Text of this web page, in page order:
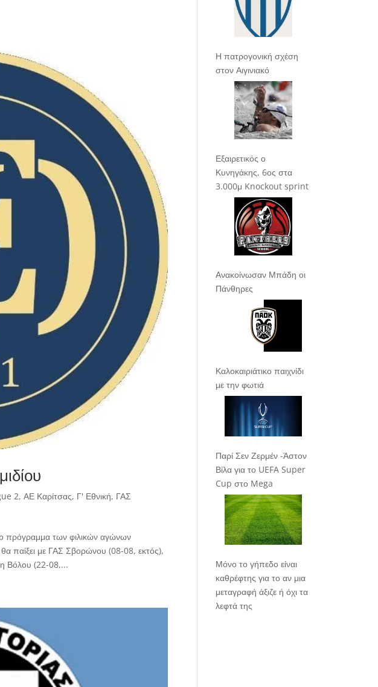
2, ΑΕ Καρίτσας, Γ' Εθνική, ΓΑΣ
πρόγραμμα των φιλικών αγώνων
παίξει με ΓΑΣ Σβορώνου (08-08, εκτός),
Βόλου (22-08,...
Η πατρογονική σχέση
στον Αιγινιακό
Εξαιρετικός ο
Κυνηγάκης, 6ος στα
3.000μ Knockout sprint
Ανακοίνωσαν Μπάδη οι
Πάνθηρες
Καλοκαιριάτικο παιχνίδι
με την φωτιά
Παρί Σεν Ζερμέν -Άστον
Βίλα για το UEFA Super
Cup στο Mega
Μόνο το γήπεδο είναι
καθρέφτης για το αν μια
μεταγραφή άξιζε ή όχι τα
λεφτά της